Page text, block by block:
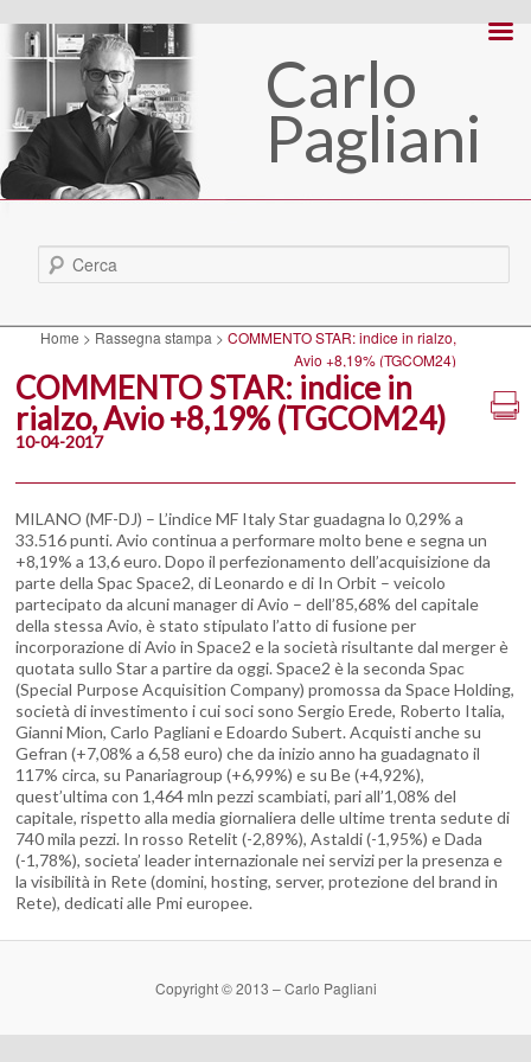
Carlo
Pagliani
Cerca
Home > Rassegna stampa > COMMENTO STAR: indice in rialzo,
Avio +8,19% (TGCOM24)
COMMENTO STAR: indice in
rialzo, Avio +8,19% (TGCOM24)
10-04-2017
MILANO (MF-DJ) – L’indice MF Italy Star guadagna lo 0,29% a
33.516 punti. Avio continua a performare molto bene e segna un
+8,19% a 13,6 euro. Dopo il perfezionamento dell’acquisizione da
parte della Spac Space2, di Leonardo e di In Orbit – veicolo
partecipato da alcuni manager di Avio – dell’85,68% del capitale
della stessa Avio, è stato stipulato l’atto di fusione per
incorporazione di Avio in Space2 e la società risultante dal merger è
quotata sullo Star a partire da oggi. Space2 è la seconda Spac
(Special Purpose Acquisition Company) promossa da Space Holding,
società di investimento i cui soci sono Sergio Erede, Roberto Italia,
Gianni Mion, Carlo Pagliani e Edoardo Subert. Acquisti anche su
Gefran (+7,08% a 6,58 euro) che da inizio anno ha guadagnato il
117% circa, su Panariagroup (+6,99%) e su Be (+4,92%),
quest’ultima con 1,464 mln pezzi scambiati, pari all’1,08% del
capitale, rispetto alla media giornaliera delle ultime trenta sedute di
740 mila pezzi. In rosso Retelit (-2,89%), Astaldi (-1,95%) e Dada
(-1,78%), societa’ leader internazionale nei servizi per la presenza e
la visibilità in Rete (domini, hosting, server, protezione del brand in
Rete), dedicati alle Pmi europee.
Copyright © 2013 – Carlo Pagliani